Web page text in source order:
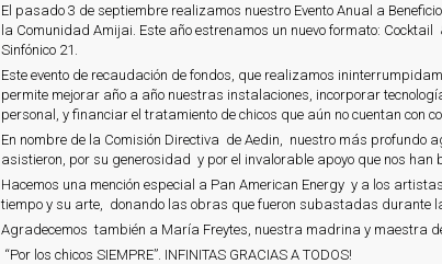
El pasado 3 de septiembre realizamos nuestro Evento Anual a
la Comunidad Amijai. Este año estrenamos un nuevo formato:
Sinfónico 21.
Este evento de recaudación de fondos, que realizamos
permite mejorar año a año nuestras instalaciones, incorporar
personal, y financiar el tratamiento de chicos que aún no cuentan con
En nombre de la Comisión Directiva de Aedin, nuestro más profundo
asistieron, por su generosidad y por el invalorable apoyo que nos han
Hacemos una mención especial a Pan American Energy y a los
tiempo y su arte, donando las obras que fueron subastadas durante
Agradecemos también a María Freytes, nuestra madrina y maestra
“Por los chicos SIEMPRE”. INFINITAS GRACIAS A TODOS!